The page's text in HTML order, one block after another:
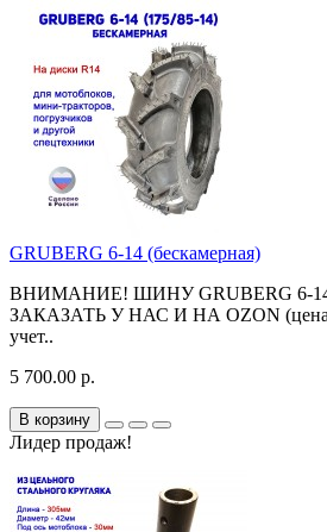
GRUBERG 6-14 (бескамерная)
ВНИМАНИЕ! ШИНУ GRUBERG 6-
ЗАКАЗАТЬ У НАС И НА OZON (цена
учет..
5 700.00 р.
В корзину
Лидер продаж!